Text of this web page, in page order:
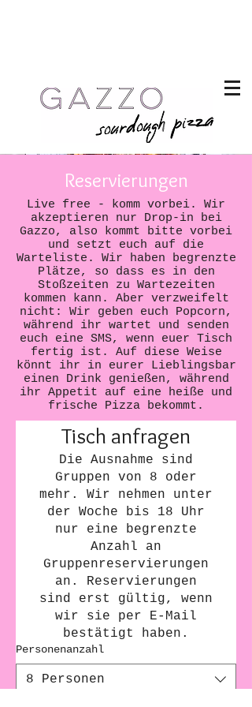
Reservierungen
Live free - komm vorbei. Wir
akzeptieren nur Drop-in bei
Gazzo, also kommt bitte vorbei
und setzt euch auf die
Warteliste. Wir haben begrenzte
Plätze, so dass es in den
Stoßzeiten zu Wartezeiten
kommen kann. Aber verzweifelt
nicht: Wir geben euch Popcorn,
während ihr wartet und senden
euch eine SMS, wenn euer Tisch
fertig ist. Auf diese Weise
könnt ihr in eurer Lieblingsbar
einen Drink genießen, während
ihr Appetit auf eine heiße und
frische Pizza bekommt.
Tisch anfragen
Die Ausnahme sind
Gruppen von 8 oder
mehr. Wir nehmen unter
der Woche bis 18 Uhr
nur eine begrenzte
Anzahl an
Gruppenreservierungen
an. Reservierungen
sind erst gültig, wenn
wir sie per E-Mail
bestätigt haben.
Personenanzahl
8 Personen